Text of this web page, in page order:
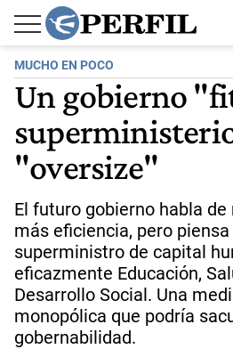
MUCHO EN POCO
Un gobierno
"oversize"
El futuro gobierno habla de
más eficiencia, pero piensa
superministro de capital
eficazmente Educación,
Desarrollo Social. Una
monopólica que podría
gobernabilidad.